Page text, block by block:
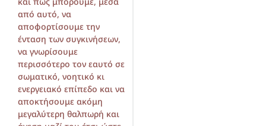
από αυτό, να
αποφορτίσουμε την
ένταση των συγκινήσεων,
να γνωρίσουμε
περισσότερο τον εαυτό σε
σωματικό, νοητικό κι
ενεργειακό επίπεδο και να
αποκτήσουμε ακόμη
μεγαλύτερη θαλπωρή και